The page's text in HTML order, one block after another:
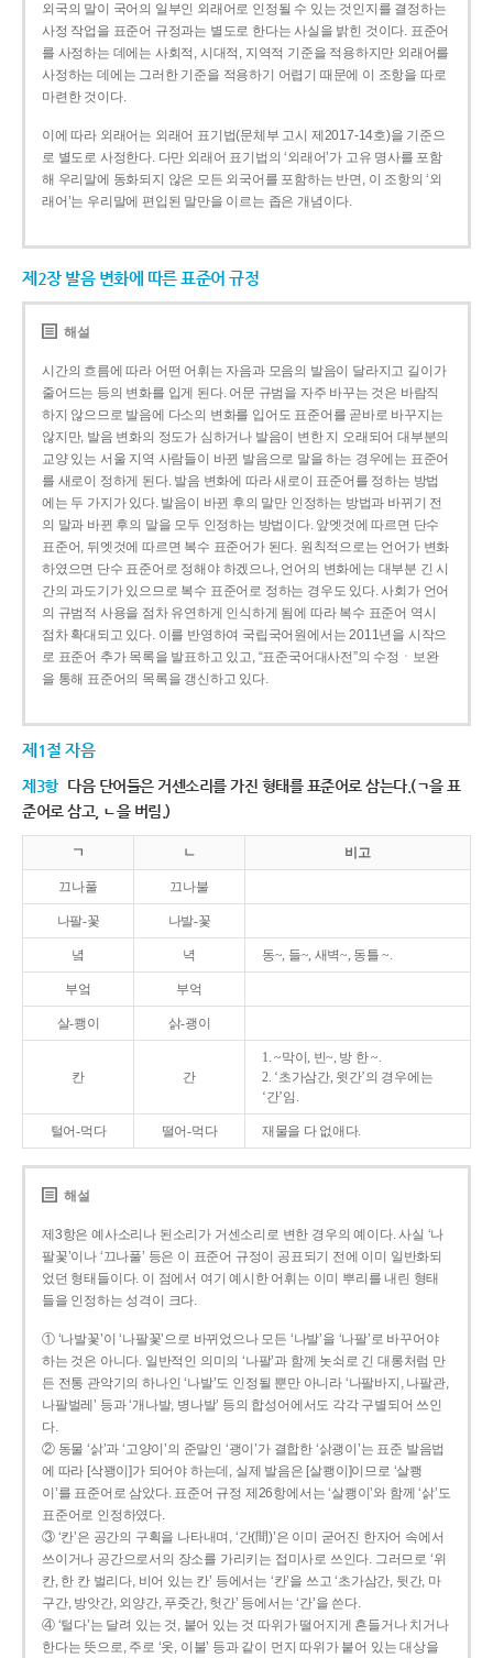
외국의 말이 국어의 일부인 외래어로 인정될 수 있는 것인지를 결정하는
사정 작업을 표준어 규정과는 별도로 한다는 사실을 밝힌 것이다. 표준어
를 사정하는 데에는 사회적, 시대적, 지역적 기준을 적용하지만 외래어를
사정하는 데에는 그러한 기준을 적용하기 어렵기 때문에 이 조항을 따로
마련한 것이다.
이에 따라 외래어는 외래어 표기법(문체부 고시 제2017-14호)을 기준으
로 별도로 사정한다. 다만 외래어 표기법의 ‘외래어’가 고유 명사를 포함
해 우리말에 동화되지 않은 모든 외국어를 포함하는 반면, 이 조항의 ‘외
래어’는 우리말에 편입된 말만을 이르는 좁은 개념이다.
제2장 발음 변화에 따른 표준어 규정
해설
시간의 흐름에 따라 어떤 어휘는 자음과 모음의 발음이 달라지고 길이가
줄어드는 등의 변화를 입게 된다. 어문 규범을 자주 바꾸는 것은 바람직
하지 않으므로 발음에 다소의 변화를 입어도 표준어를 곧바로 바꾸지는
않지만, 발음 변화의 정도가 심하거나 발음이 변한 지 오래되어 대부분의
교양 있는 서울 지역 사람들이 바뀐 발음으로 말을 하는 경우에는 표준어
를 새로이 정하게 된다. 발음 변화에 따라 새로이 표준어를 정하는 방법
에는 두 가지가 있다. 발음이 바뀐 후의 말만 인정하는 방법과 바뀌기 전
의 말과 바뀐 후의 말을 모두 인정하는 방법이다. 앞엣것에 따르면 단수
표준어, 뒤엣것에 따르면 복수 표준어가 된다. 원칙적으로는 언어가 변화
하였으면 단수 표준어로 정해야 하겠으나, 언어의 변화에는 대부분 긴 시
간의 과도기가 있으므로 복수 표준어로 정하는 경우도 있다. 사회가 언어
의 규범적 사용을 점차 유연하게 인식하게 됨에 따라 복수 표준어 역시
점차 확대되고 있다. 이를 반영하여 국립국어원에서는 2011년을 시작으
로 표준어 추가 목록을 발표하고 있고, “표준국어대사전”의 수정ㆍ보완
을 통해 표준어의 목록을 갱신하고 있다.
제1절 자음
제3항 다음 단어들은 거센소리를 가진 형태를 표준어로 삼는다.(ㄱ을 표
준어로 삼고, ㄴ을 버림.)
ㄱ ㄴ 비고
끄나풀 끄나불
나팔-꽃 나발-꽃
녘 녁 동~, 들~, 새벽~, 동틀 ~.
부엌 부억
살-쾡이 삵-괭이
칸 간
1. ~막이, 빈~, 방 한 ~.
2. ‘초가삼간, 윗간’의 경우에는
‘간’임.
털어-먹다 떨어-먹다 재물을 다 없애다.
해설
제3항은 예사소리나 된소리가 거센소리로 변한 경우의 예이다. 사실 ‘나
팔꽃’이나 ‘끄나풀’ 등은 이 표준어 규정이 공표되기 전에 이미 일반화되
었던 형태들이다. 이 점에서 여기 예시한 어휘는 이미 뿌리를 내린 형태
들을 인정하는 성격이 크다.
① ‘나발꽃’이 ‘나팔꽃’으로 바뀌었으나 모든 ‘나발’을 ‘나팔’로 바꾸어야
하는 것은 아니다. 일반적인 의미의 ‘나팔’과 함께 놋쇠로 긴 대롱처럼 만
든 전통 관악기의 하나인 ‘나발’도 인정될 뿐만 아니라 ‘나팔바지, 나팔관,
나팔벌레’ 등과 ‘개나발, 병나발’ 등의 합성어에서도 각각 구별되어 쓰인
다.
② 동물 ‘삵’과 ‘고양이’의 준말인 ‘괭이’가 결합한 ‘삵괭이’는 표준 발음법
에 따라 [삭꽹이]가 되어야 하는데, 실제 발음은 [살쾡이]이므로 ‘살쾡
이’를 표준어로 삼았다. 표준어 규정 제26항에서는 ‘살쾡이’와 함께 ‘삵’도
표준어로 인정하였다.
③ ‘칸’은 공간의 구획을 나타내며, ‘간(間)’은 이미 굳어진 한자어 속에서
쓰이거나 공간으로서의 장소를 가리키는 접미사로 쓰인다. 그러므로 ‘위
칸, 한 칸 벌리다, 비어 있는 칸’ 등에서는 ‘칸’을 쓰고 ‘초가삼간, 뒷간, 마
구간, 방앗간, 외양간, 푸줏간, 헛간’ 등에서는 ‘간’을 쓴다.
④ ‘털다’는 달려 있는 것, 붙어 있는 것 따위가 떨어지게 흔들거나 치거나
한다는 뜻으로, 주로 ‘옷, 이불’ 등과 같이 먼지 따위가 붙어 있는 대상을